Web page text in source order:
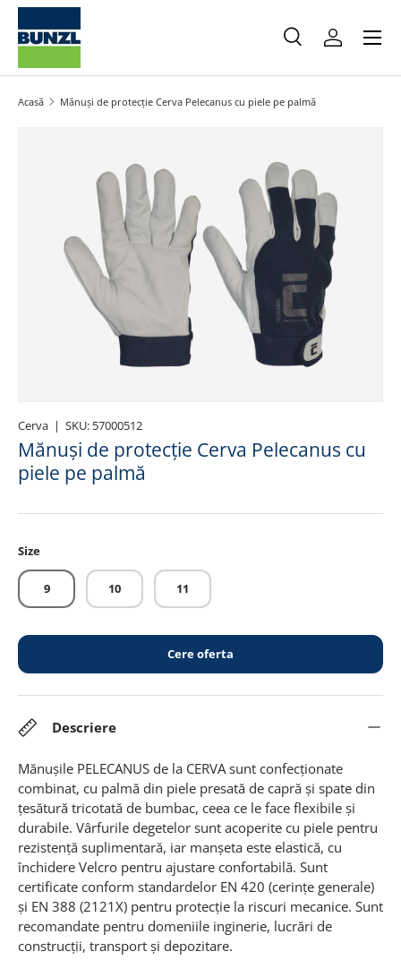
Salt la conținut
Caută
Caută
Meniu
Acasă Mănuși de protecție Cerva Pelecanus cu piele pe palmă
Cerva | SKU: 57000512
Mănuși de protecție Cerva Pelecanus cu
piele pe palmă
Size
9 10 11
Cere oferta
Descriere
Mănușile PELECANUS de la CERVA sunt confecționate
combinat, cu palmă din piele presată de capră și spate din
țesătură tricotată de bumbac, ceea ce le face flexibile și
durabile. Vârfurile degetelor sunt acoperite cu piele pentru
rezistență suplimentară, iar manșeta este elastică, cu
închidere Velcro pentru ajustare confortabilă. Sunt
certificate conform standardelor EN 420 (cerințe generale)
și EN 388 (2121X) pentru protecție la riscuri mecanice. Sunt
recomandate pentru domeniile inginerie, lucrări de
construcții, transport și depozitare.